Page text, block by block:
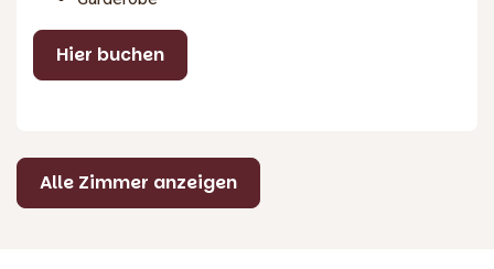
Hier buchen
Alle Zimmer anzeigen